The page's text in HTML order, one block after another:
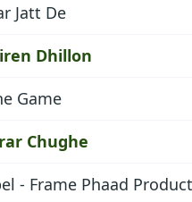
Jatt De
Dhillon
Game
Chughe
- Frame Phaad